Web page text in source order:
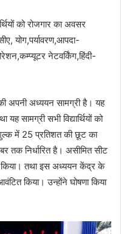
को रोजगार का अवसर
योग,पर्यावरण,आपदा-
नेटवर्किंग,हिंदी-
अपनी अध्ययन सामग्री है। यह
सामग्री सभी विद्यार्थियों को
में 25 प्रतिशत की छूट का
तक निर्धारित है। असीमित सीट
किया। तथा इस अध्ययन केंद्र के
किया। उन्होंने घोषणा किया